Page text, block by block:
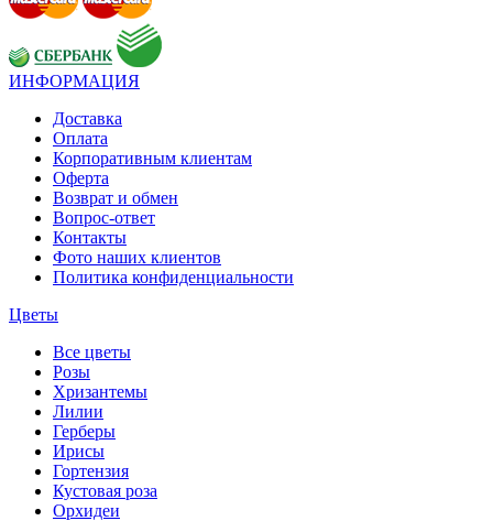
ИНФОРМАЦИЯ
Доставка
Оплата
Корпоративным клиентам
Оферта
Возврат и обмен
Вопрос-ответ
Контакты
Фото наших клиентов
Политика конфиденциальности
Цветы
Все цветы
Розы
Хризантемы
Лилии
Герберы
Ирисы
Гортензия
Кустовая роза
Орхидеи